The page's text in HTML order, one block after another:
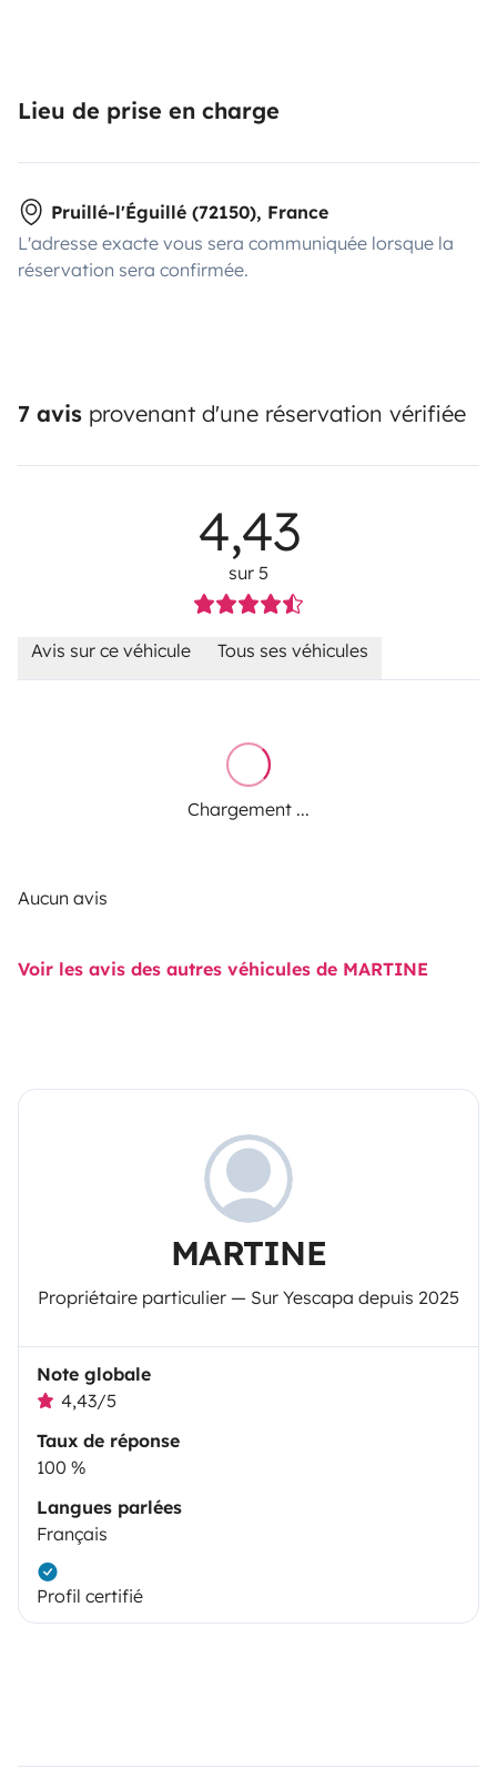
Lieu de prise en charge
Pruillé-l'Éguillé (72150), France
L'adresse exacte vous sera communiquée lorsque la
réservation sera confirmée.
7 avis provenant d'une réservation vérifiée
4,43
sur 5
Avis sur ce véhicule Tous ses véhicules
Chargement ...
Aucun avis
Voir les avis des autres véhicules de MARTINE
MARTINE
Propriétaire particulier — Sur Yescapa depuis 2025
Note globale
4,43/5
Taux de réponse
100 %
Langues parlées
Français
Profil certifié